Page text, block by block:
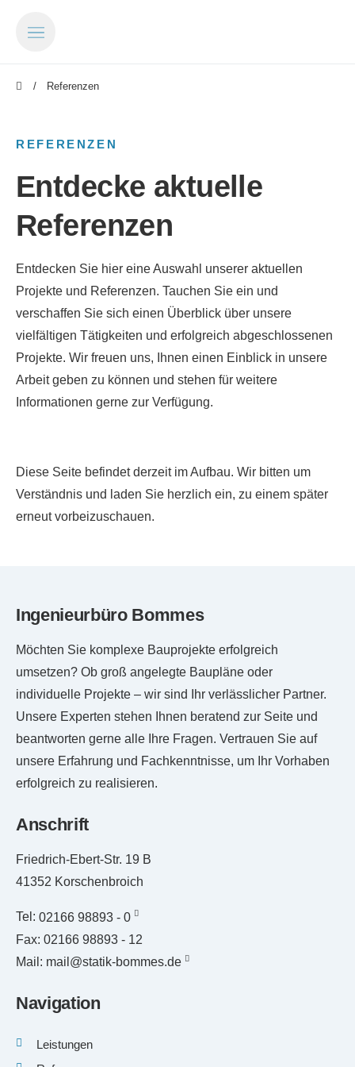
Referenzen
REFERENZEN
Entdecke aktuelle
Referenzen
Entdecken Sie hier eine Auswahl unserer aktuellen
Projekte und Referenzen. Tauchen Sie ein und
verschaffen Sie sich einen Überblick über unsere
vielfältigen Tätigkeiten und erfolgreich abgeschlossenen
Projekte. Wir freuen uns, Ihnen einen Einblick in unsere
Arbeit geben zu können und stehen für weitere
Informationen gerne zur Verfügung.
Diese Seite befindet derzeit im Aufbau. Wir bitten um
Verständnis und laden Sie herzlich ein, zu einem später
erneut vorbeizuschauen.
Ingenieurbüro Bommes
Möchten Sie komplexe Bauprojekte erfolgreich
umsetzen? Ob groß angelegte Baupläne oder
individuelle Projekte – wir sind Ihr verlässlicher Partner.
Unsere Experten stehen Ihnen beratend zur Seite und
beantworten gerne alle Ihre Fragen. Vertrauen Sie auf
unsere Erfahrung und Fachkenntnisse, um Ihr Vorhaben
erfolgreich zu realisieren.
Anschrift
Friedrich-Ebert-Str. 19 B
41352 Korschenbroich
Tel: 02166 98893 - 0
Fax: 02166 98893 - 12
Mail: mail@statik-bommes.de
Navigation
Leistungen